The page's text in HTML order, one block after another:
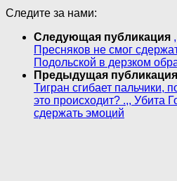
Следите за нами:
Следующая публикация
Пресняков не смог
Подольской в дерзком
Предыдущая публикация
Тигран сгибает пальчики,
это происходит? .,, Убита
сдержать эмоций